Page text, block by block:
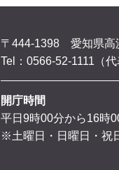
〒444-1398 愛知県高
Tel：0566-52-1111（代
開庁時間
平日9時00分から16時
※土曜日・日曜日・